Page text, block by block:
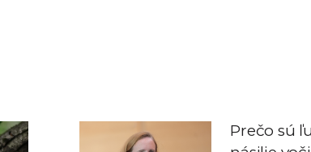
Prečo sú